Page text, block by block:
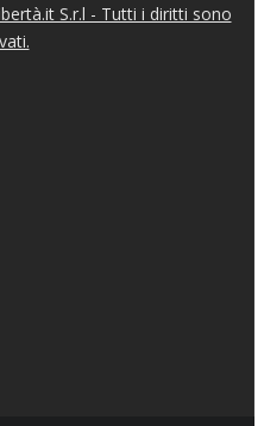
S.r.l - Tutti i diritti sono